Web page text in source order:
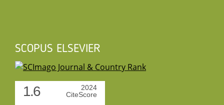
SCOPUS ELSEVIER
1.6
2024
CiteScore